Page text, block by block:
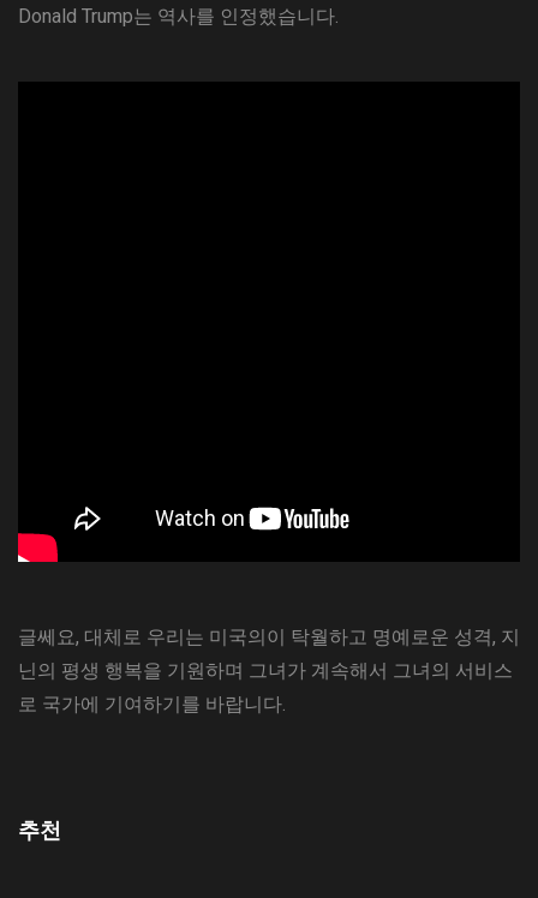
Donald Trump는 역사를 인정했습니다.
글쎄요, 대체로 우리는 미국의이 탁월하고 명예로운 성격, 지
닌의 평생 행복을 기원하며 그녀가 계속해서 그녀의 서비스
로 국가에 기여하기를 바랍니다.
추천